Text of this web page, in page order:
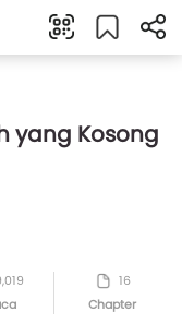
yang Kosong
16
Chapter